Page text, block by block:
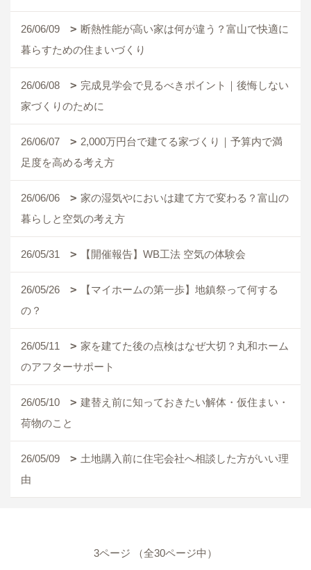
26/06/09
断熱性能が高い家は何が違う？富山で快適に
暮らすための住まいづくり
26/06/08
完成見学会で見るべきポイント｜後悔しない
家づくりのために
26/06/07
2,000万円台で建てる家づくり｜予算内で満
足度を高める考え方
26/06/06
家の湿気やにおいは建て方で変わる？富山の
暮らしと空気の考え方
26/05/31 【開催報告】WB工法 空気の体験会
26/05/26
【マイホームの第一歩】地鎮祭って何する
の？
26/05/11
家を建てた後の点検はなぜ大切？丸和ホーム
のアフターサポート
26/05/10
建替え前に知っておきたい解体・仮住まい・
荷物のこと
26/05/09
土地購入前に住宅会社へ相談した方がいい理
由
3ページ （全30ページ中）